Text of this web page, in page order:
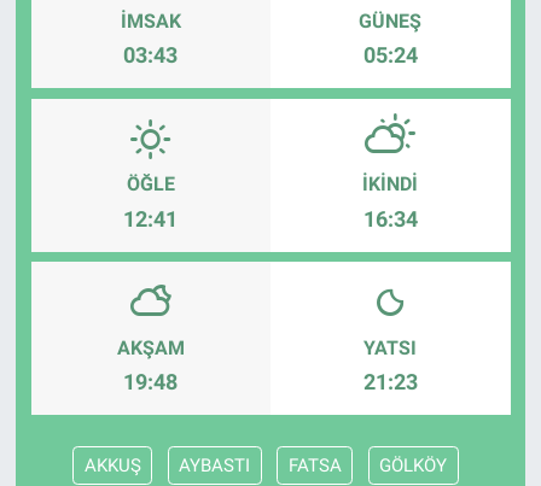
İMSAK
03:43
GÜNEŞ
05:24
ÖĞLE
12:41
İKINDI
16:34
AKŞAM
19:48
YATSI
21:23
AKKUŞ AYBASTI FATSA GÖLKÖY
Sağlık
Teknoloji
Astroloji-Rüya